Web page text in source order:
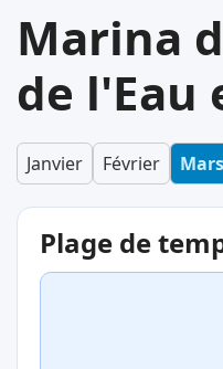
Marina
de l'Eau
Janvier Février Mars
Plage de